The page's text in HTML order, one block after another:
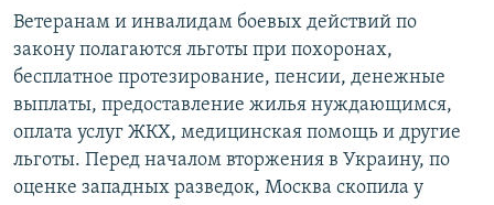
Ветеранам и инвалидам боевых действий по
закону полагаются льготы при похоронах,
бесплатное протезирование, пенсии, денежные
выплаты, предоставление жилья нуждающимся,
оплата услуг ЖКХ, медицинская помощь и другие
льготы. Перед началом вторжения в Украину, по
оценке западных разведок, Москва скопила у